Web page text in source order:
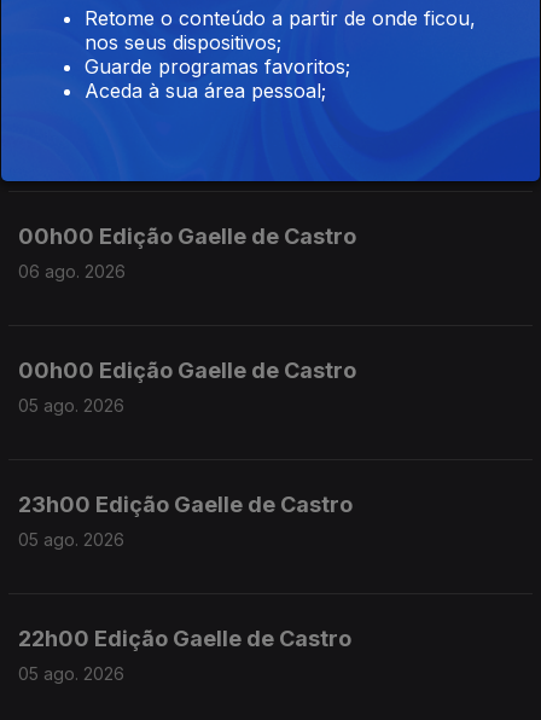
07h00 Edição Germano Campos
00h00 Edição Gaelle de Castro
06 ago. 2026
00h00 Edição Gaelle de Castro
05 ago. 2026
23h00 Edição Gaelle de Castro
05 ago. 2026
22h00 Edição Gaelle de Castro
05 ago. 2026
Retome o conteúdo a partir de onde ficou,
nos seus dispositivos;
Guarde programas favoritos;
Aceda à sua área pessoal;